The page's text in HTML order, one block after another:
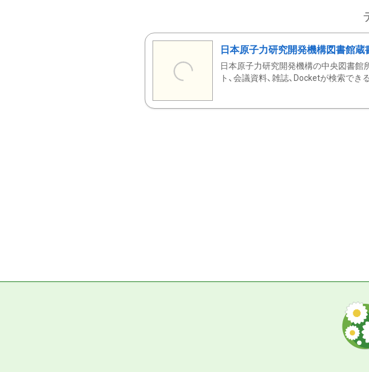
日本原子力研究開発機構図書館蔵
日本原子力研究開発機構の中央図書館
ト、会議資料、雑誌、Docketが検索できる